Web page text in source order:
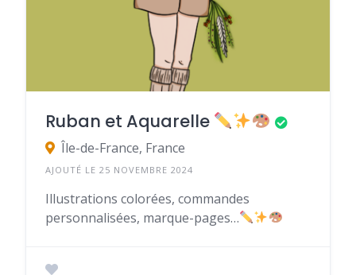
Ruban et Aquarelle
Île-de-France, France
AJOUTÉ LE 25 NOVEMBRE 2024
Illustrations colorées, commandes
personnalisées, marque-pages…